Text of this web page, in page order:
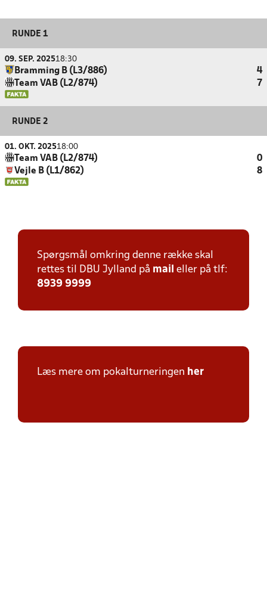
RUNDE 1
09. SEP. 202518:30
Bramming B (L3/886)
4
Team VAB (L2/874)
7
RUNDE 2
01. OKT. 202518:00
Team VAB (L2/874)
0
Vejle B (L1/862)
8
Spørgsmål omkring denne række skal
rettes til DBU Jylland på mail eller på tlf:
8939 9999
Læs mere om pokalturneringen her